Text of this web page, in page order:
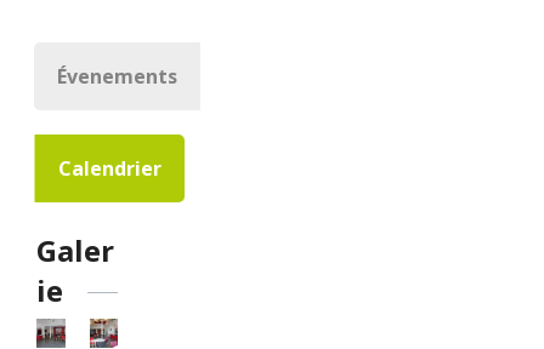
Évenements
Calendrier
Galer
ie